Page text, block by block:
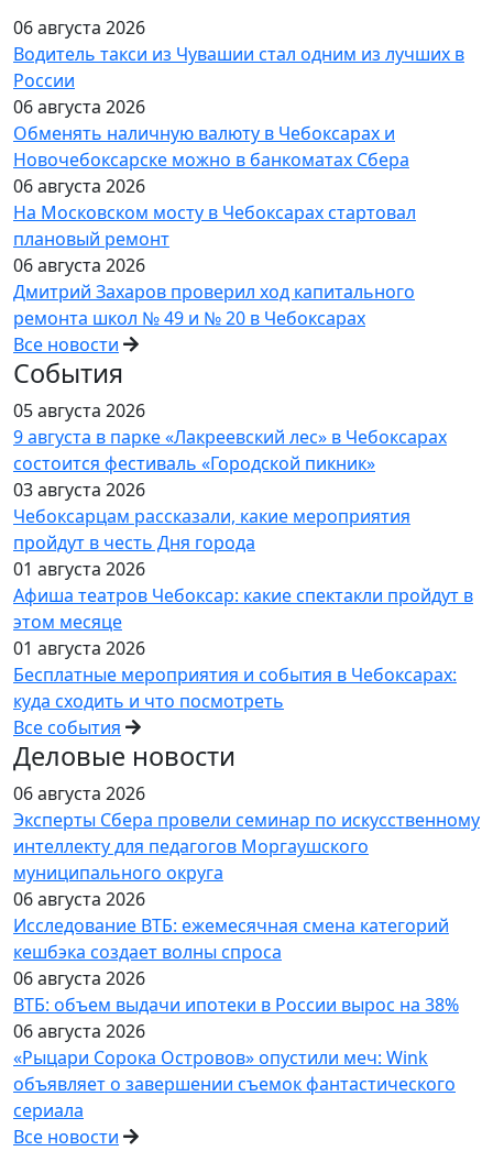
06 августа 2026
Водитель такси из Чувашии стал одним из лучших в
России
06 августа 2026
Обменять наличную валюту в Чебоксарах и
Новочебоксарске можно в банкоматах Сбера
06 августа 2026
На Московском мосту в Чебоксарах стартовал
плановый ремонт
06 августа 2026
Дмитрий Захаров проверил ход капитального
ремонта школ № 49 и № 20 в Чебоксарах
Все новости
События
05 августа 2026
9 августа в парке «Лакреевский лес» в Чебоксарах
состоится фестиваль «Городской пикник»
03 августа 2026
Чебоксарцам рассказали, какие мероприятия
пройдут в честь Дня города
01 августа 2026
Афиша театров Чебоксар: какие спектакли пройдут в
этом месяце
01 августа 2026
Бесплатные мероприятия и события в Чебоксарах:
куда сходить и что посмотреть
Все события
Деловые новости
06 августа 2026
Эксперты Сбера провели семинар по искусственному
интеллекту для педагогов Моргаушского
муниципального округа
06 августа 2026
Исследование ВТБ: ежемесячная смена категорий
кешбэка создает волны спроса
06 августа 2026
ВТБ: объем выдачи ипотеки в России вырос на 38%
06 августа 2026
«Рыцари Сорока Островов» опустили меч: Wink
объявляет о завершении съемок фантастического
сериала
Все новости